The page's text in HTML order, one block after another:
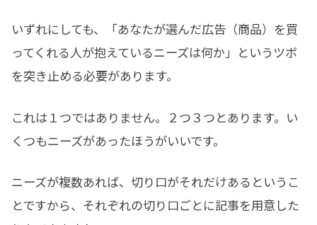
いずれにしても、「あなたが選んだ広告（商品）を買
ってくれる人が抱えているニーズは何か」というツボ
を突き止める必要があります。
これは１つではありません。２つ３つとあります。い
くつもニーズがあったほうがいいです。
ニーズが複数あれば、切り口がそれだけあるというこ
とですから、それぞれの切り口ごとに記事を用意した